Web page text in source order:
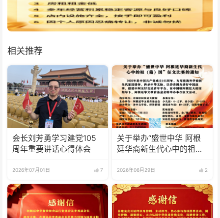
相关推荐
会长刘芳勇学习建党105
周年重要讲话心得体会
2026年07月01日 7
关于举办“盛世中华 阿根
廷华裔新生代心中的祖
2026年06月29日 2